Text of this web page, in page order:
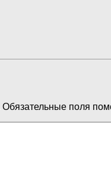
Обязательные поля